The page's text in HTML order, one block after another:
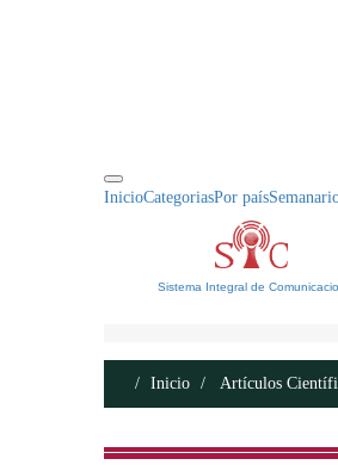
InicioCategoriasPor país
Sistema Integral de
Inicio Artículos